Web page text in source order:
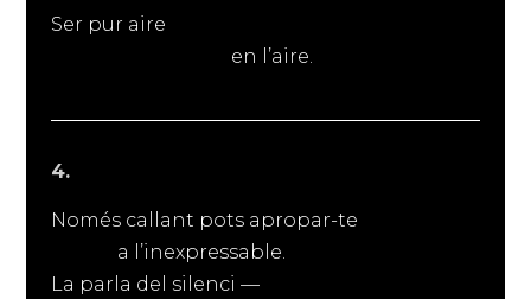
Ser pur aire
en l’aire.
4.
Només callant pots apropar-te
a l’inexpressable.
La parla del silenci —